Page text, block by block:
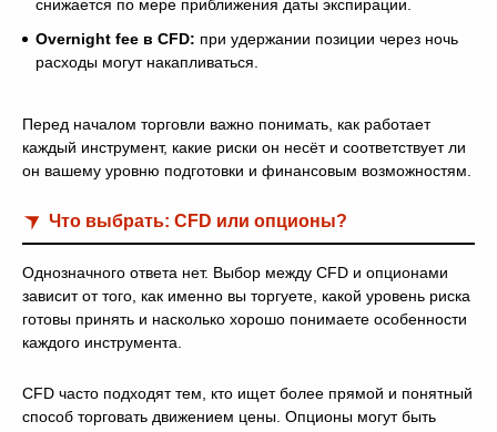
снижается по мере приближения даты экспирации.
Overnight fee в CFD: при удержании позиции через ночь
расходы могут накапливаться.
Перед началом торговли важно понимать, как работает
каждый инструмент, какие риски он несёт и соответствует ли
он вашему уровню подготовки и финансовым возможностям.
Что выбрать: CFD или опционы?
Однозначного ответа нет. Выбор между CFD и опционами
зависит от того, как именно вы торгуете, какой уровень риска
готовы принять и насколько хорошо понимаете особенности
каждого инструмента.
CFD часто подходят тем, кто ищет более прямой и понятный
способ торговать движением цены. Опционы могут быть